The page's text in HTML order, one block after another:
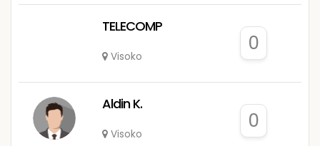
TELECOMP
Visoko
0
Aldin K.
Visoko
0